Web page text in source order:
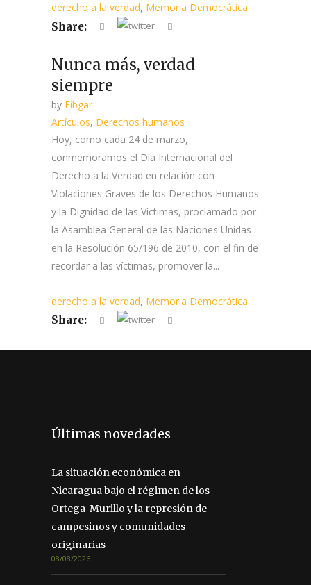
derecho a la verdad, Memoria Democrática
Share:
Nunca más, verdad
siempre
by Fibgar
Artículos, Derechos humanos
Hoy, como cada 24 de marzo,
conmemoramos el Día Internacional del
Derecho a la Verdad en relación con
Violaciones Graves de los Derechos Humanos
y la Dignidad de las Víctimas, proclamado por
la Asamblea General de las Naciones Unidas
en la Resolución 65/196 de 2010, con el fin de
recordar a las víctimas, promover la...
derecho a la verdad, Memoria Democrática
Share:
Últimas novedades
La situación económica en
Nicaragua bajo el régimen de los
Ortega-Murillo y la represión de
campesinos y comunidades
originarias
08/08/2026